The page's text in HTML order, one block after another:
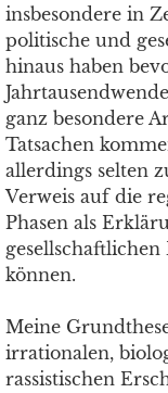
insbesondere in
politische und
hinaus haben
ganz besondere
Tatsachen
allerdings selten
Verweis auf die
Phasen als
können.
Meine
irrationalen,
rassistischen